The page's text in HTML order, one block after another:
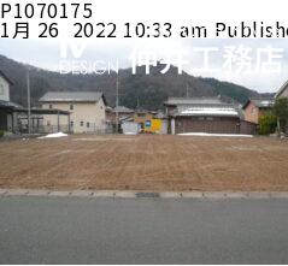
P1070175
1月 26, 2022 10:33 am